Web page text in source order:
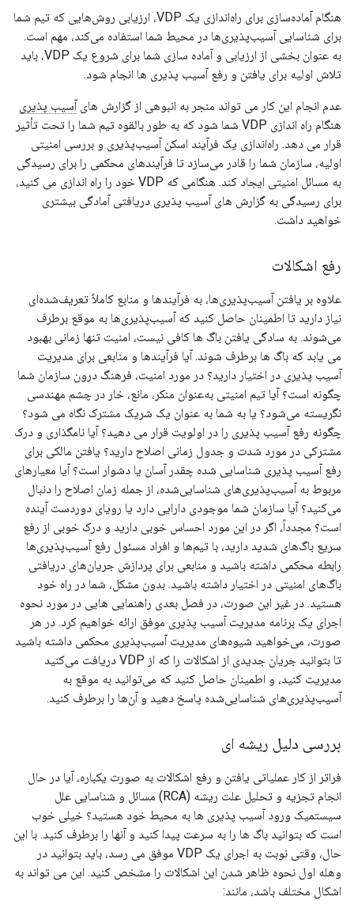
هنگام آماده‌سازی برای راه‌اندازی یک VDP، ارزیابی روش‌هایی که تیم شما
برای شناسایی آسیب‌پذیری‌ها در محیط شما استفاده می‌کند، مهم است.
به عنوان بخشی از ارزیابی و آماده سازی شما برای شروع یک VDP، باید
تلاش اولیه برای یافتن و رفع آسیب پذیری ها انجام شود.
عدم انجام این کار می تواند منجر به انبوهی از گزارش هایآسیب پذیری
هنگام راه اندازی VDP شما شود که به طور بالقوه تیم شما را تحت تأثیر
قرار می دهد. راه‌اندازی یک فرآیند اسکن آسیب‌پذیری و بررسی امنیتی
اولیه، سازمان شما را قادر می‌سازد تا فرآیندهای محکمی را برای رسیدگی
به مسائل امنیتی ایجاد کند. هنگامی که VDP خود را راه اندازی می کنید،
برای رسیدگی به گزارش های آسیب پذیری دریافتی آمادگی بیشتری
خواهید داشت.
رفع اشکالات
علاوه بر یافتن آسیب‌پذیری‌ها، به فرآیندها و منابع کاملاً تعریف‌شده‌ای
نیاز دارید تا اطمینان حاصل کنید که آسیب‌پذیری‌ها به موقع برطرف
می‌شوند. به سادگی یافتن باگ ها کافی نیست، امنیت تنها زمانی بهبود
می یابد که باگ ها برطرف شوند. آیا فرآیندها و منابعی برای مدیریت
آسیب پذیری در اختیار دارید؟ در مورد امنیت، فرهنگ درون سازمان شما
چگونه است؟ آیا تیم امنیتی به‌عنوان منکر، مانع، خار در چشم مهندسی
نگریسته می‌شود؟ یا به شما به عنوان یک شریک مشترک نگاه می شود؟
چگونه رفع آسیب پذیری را در اولویت قرار می دهید؟ آیا نامگذاری و درک
مشترکی در مورد شدت و جدول زمانی اصلاح دارید؟ یافتن مالکی برای
رفع آسیب پذیری شناسایی شده چقدر آسان یا دشوار است؟ آیا معیارهای
مربوط به آسیب‌پذیری‌های شناسایی‌شده، از جمله زمان اصلاح را دنبال
می‌کنید؟ آیا سازمان شما موجودی دارایی دارد یا رویای دوردست آینده
است؟ مجدداً، اگر در این مورد احساس خوبی دارید و درک خوبی از رفع
سریع باگ‌های شدید دارید، با تیم‌ها و افراد مسئول رفع آسیب‌پذیری‌ها
رابطه محکمی داشته باشید و منابعی برای پردازش جریان‌های دریافتی
باگ‌های امنیتی در اختیار داشته باشید. بدون مشکل، شما در راه خود
هستید. در غیر این صورت، در فصل بعدی راهنمایی هایی در مورد نحوه
اجرای یک برنامه مدیریت آسیب پذیری موفق ارائه خواهیم کرد. در هر
صورت، می‌خواهید شیوه‌های مدیریت آسیب‌پذیری محکمی داشته باشید
تا بتوانید جریان جدیدی از اشکالات را که از VDP دریافت می‌کنید
مدیریت کنید، و اطمینان حاصل کنید که می‌توانید به موقع به
آسیب‌پذیری‌های شناسایی‌شده پاسخ دهید و آن‌ها را برطرف کنید.
بررسی دلیل ریشه ای
فراتر از کار عملیاتی یافتن و رفع اشکالات به صورت یکباره، آیا در حال
انجام تجزیه و تحلیل علت ریشه (RCA) مسائل و شناسایی علل
سیستمیک ورود آسیب پذیری ها به محیط خود هستید؟ خیلی خوب
است که بتوانید باگ ها را به سرعت پیدا کنید و آنها را برطرف کنید. با این
حال، وقتی نوبت به اجرای یک VDP موفق می رسد، باید بتوانید در
وهله اول نحوه ظاهر شدن این اشکالات را مشخص کنید. این می تواند به
اشکال مختلف باشد، مانند: